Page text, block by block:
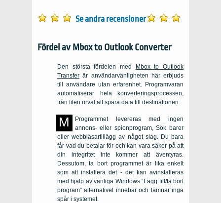
Se andra recensioner
Fördel avMbox to Outlook Converter
Den största fördelen med Mbox to Outlook
Transfer är användarvänligheten här erbjuds
till användare utan erfarenhet. Programvaran
automatiserar hela konverteringsprocessen,
från filen urval att spara data till destinationen.
M
Programmet levereras med ingen
annons- eller spionprogram, Sök barer
eller webbläsartillägg av något slag. Du bara
får vad du betalar för och kan vara säker på att
din integritet inte kommer att äventyras.
Dessutom, ta bort programmet är lika enkelt
som att installera det - det kan avinstalleras
med hjälp av vanliga Windows “Lägg till/ta bort
program” alternativet innebär och lämnar inga
spår i systemet.